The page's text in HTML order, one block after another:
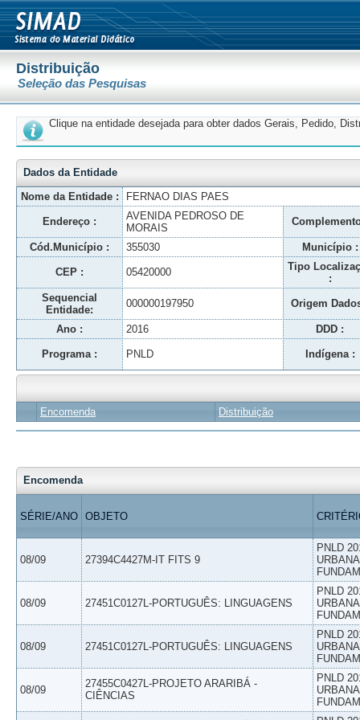
Distribuição
Seleção das Pesquisas
Clique na entidade desejada para obter dados Gerais, Pedido,
Dados da Entidade
Nome da Entidade :
FERNAO DIAS PAES
Endereço :
AVENIDA PEDROSO DE
MORAIS
Cód.Município : 355030 Município :
CEP : 05420000
Tipo
:
Sequencial
Entidade:
000000197950 Origem
Ano : 2016 DDD :
Programa : PNLD Indígena :
Encomenda Distribuição
Encomenda
SÉRIE/ANO OBJETO
08/09 27394C4427M-IT FITS 9
PNLD
08/09 27451C0127L-PORTUGUÊS: LINGUAGENS
PNLD
08/09 27451C0127L-PORTUGUÊS: LINGUAGENS
PNLD
08/09
27455C0427L-PROJETO ARARIBÁ -
CIÊNCIAS
PNLD